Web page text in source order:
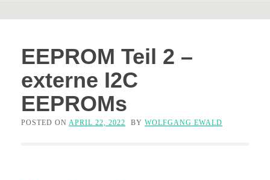
EEPROM Teil 2 –
externe I2C
EEPROMs
POSTED ON APRIL 22, 2022 BY WOLFGANG EWALD